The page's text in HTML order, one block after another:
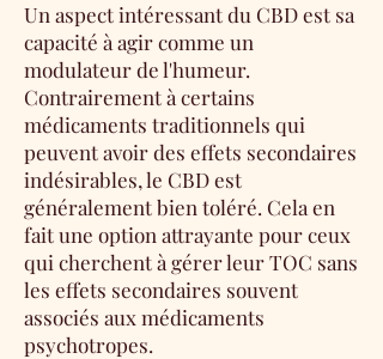
Un aspect intéressant du CBD est sa
capacité à agir comme un
modulateur de l'humeur.
Contrairement à certains
médicaments traditionnels qui
peuvent avoir des effets secondaires
indésirables, le CBD est
généralement bien toléré. Cela en
fait une option attrayante pour ceux
qui cherchent à gérer leur TOC sans
les effets secondaires souvent
associés aux médicaments
psychotropes.